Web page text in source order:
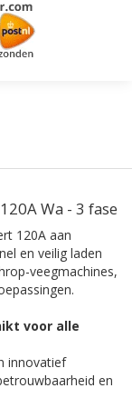
Wa - 3 fase
120A aan
en veilig laden
veegmachines,
voor alle
innovatief
en